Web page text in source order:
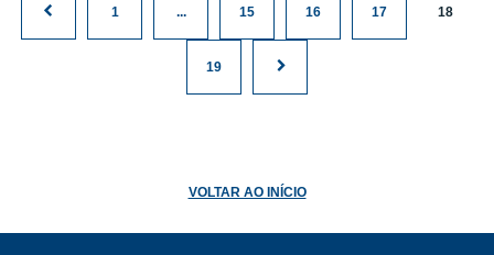
1 ... 15 16 17 18
19
VOLTAR AO INÍCIO